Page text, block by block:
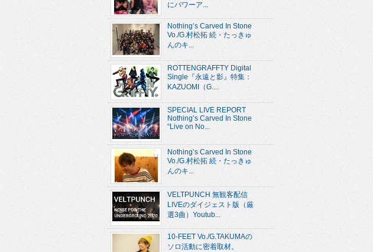
にパワーア...
Nothing’s Carved In Stone
Vo./G.村松拓 続・たっきゅ
んのキ...
ROTTENGRAFFTY Digital
Single『永遠と影』特集：
KAZUOMI（G....
SPECIAL LIVE REPORT
Nothing’s Carved In Stone
“Live on No...
Nothing’s Carved In Stone
Vo./G.村松拓 続・たっきゅ
んのキ...
VELTPUNCH 無観客配信
LIVEのダイジェスト版（厳
選3曲）Youtub...
10-FEET Vo./G.TAKUMAの
ソロ活動に密着取材。